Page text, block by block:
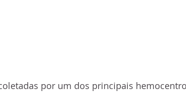
por um dos principais